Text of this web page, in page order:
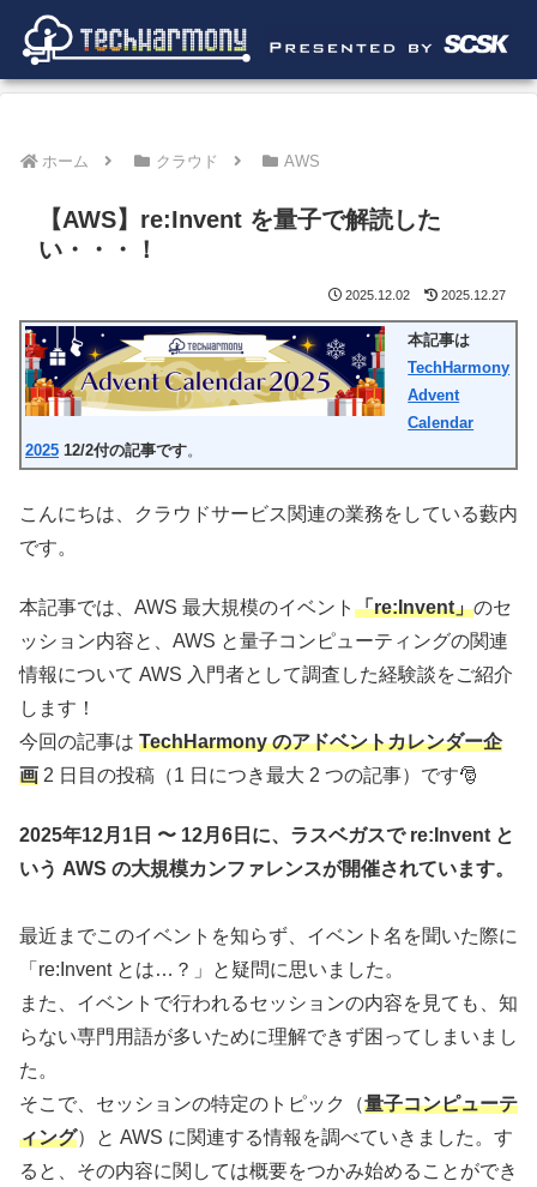
ホーム クラウド AWS
【AWS】re:Invent を量子で解読した
い・・・！
2025.12.02 2025.12.27
本記事は
TechHarmony
Advent
Calendar
2025 12/2付の記事です。
こんにちは、クラウドサービス関連の業務をしている藪内
です。
本記事では、AWS 最大規模のイベント 「re:Invent」のセ
ッション内容と、AWS と量子コンピューティングの関連
情報について AWS 入門者として調査した経験談をご紹介
します！
今回の記事は TechHarmony のアドベントカレンダー企
画 2 日目の投稿（1 日につき最大 2 つの記事）です🎅
2025年12月1日 〜 12月6日に、ラスベガスで re:Invent と
いう AWS の大規模カンファレンスが開催されています。
最近までこのイベントを知らず、イベント名を聞いた際に
「re:Invent とは…？」と疑問に思いました。
また、イベントで行われるセッションの内容を見ても、知
らない専門用語が多いために理解できず困ってしまいまし
た。
そこで、セッションの特定のトピック（量子コンピューテ
ィング）と AWS に関連する情報を調べていきました。す
ると、その内容に関しては概要をつかみ始めることができ